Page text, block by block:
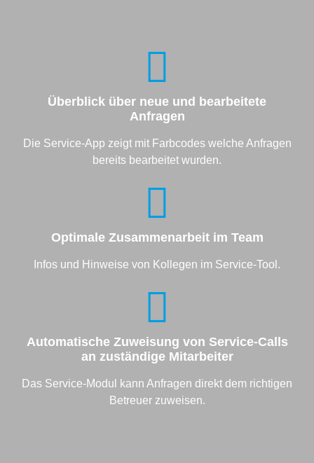
Überblick über neue und bearbeitete
Anfragen
Die Service-App zeigt mit Farbcodes welche Anfragen
bereits bearbeitet wurden.
Optimale Zusammenarbeit im Team
Infos und Hinweise von Kollegen im Service-Tool.
Automatische Zuweisung von Service-Calls
an zuständige Mitarbeiter
Das Service-Modul kann Anfragen direkt dem richtigen
Betreuer zuweisen.